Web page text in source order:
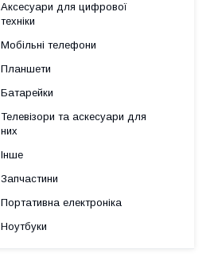
Аксесуари для цифрової
техніки
Мобільні телефони
Планшети
Батарейки
Телевізори та аскесуари для
них
Інше
Запчастини
Портативна електроніка
Ноутбуки